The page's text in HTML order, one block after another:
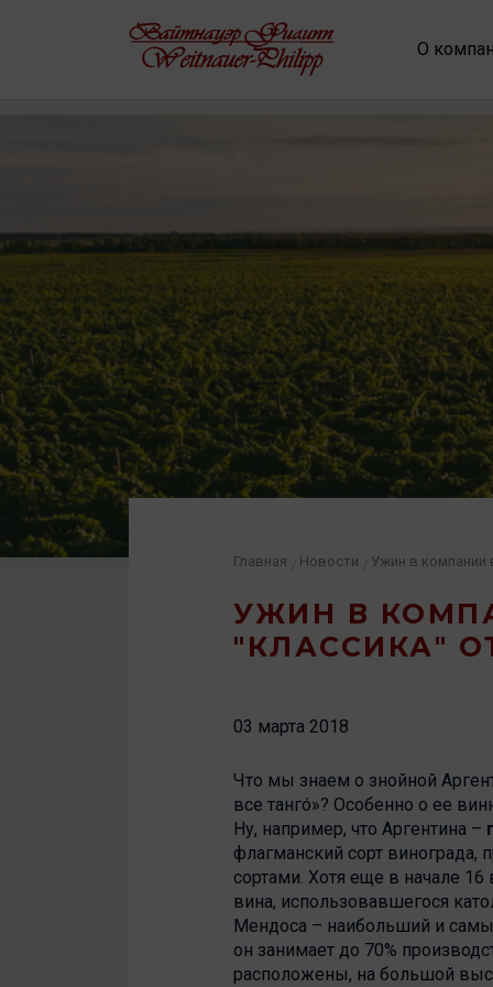
О
УЖИН В
"КЛАССИКА"
Главная Новости
03 марта 2018
Что мы знаем о знойной
все тангó»? Особенно о ее
Ну, например, что Аргентина –
флагманский сорт
сортами. Хотя еще в начале
вина, использовавшегося
Мендоса – наибольший и
он занимает до 70%
расположены, на большой